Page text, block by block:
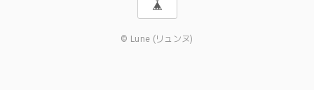
© Lune (リュンヌ)